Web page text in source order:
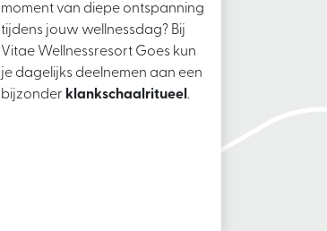
moment van diepe ontspanning
tijdens jouw wellnessdag? Bij
Vitae Wellnessresort Goes kun
je dagelijks deelnemen aan een
bijzonder klankschaalritueel .